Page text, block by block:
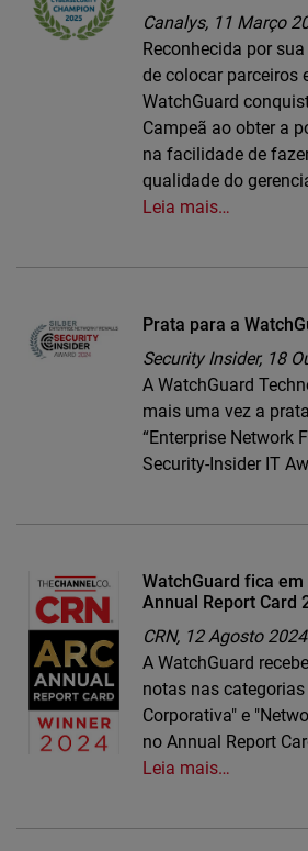
Canalys, 11 Março
Reconhecida por
de colocar parceiros
WatchGuard
Campeã ao obter a
na facilidade de
qualidade do
Leia mais…
Prata para a
Security Insider, 18
A WatchGuard
mais uma vez a
“Enterprise Network
Security-Insider IT
WatchGuard fica
Annual Report Card
CRN, 12 Agosto 2024
A WatchGuard
notas nas
Corporativa" e
no Annual Report
Leia mais…